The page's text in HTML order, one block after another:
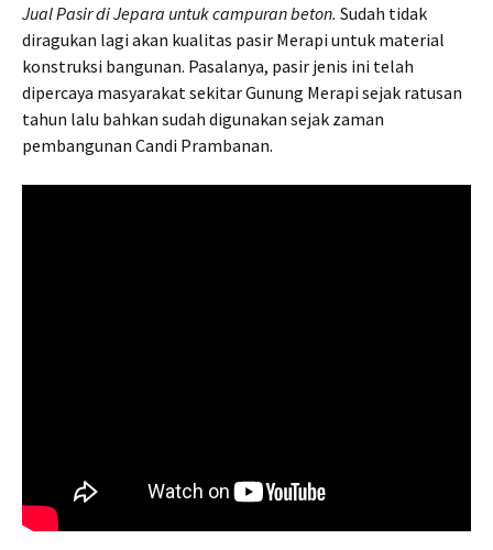
Jual Pasir di Jepara untuk campuran beton. Sudah tidak
diragukan lagi akan kualitas pasir Merapi untuk material
konstruksi bangunan. Pasalanya, pasir jenis ini telah
dipercaya masyarakat sekitar Gunung Merapi sejak ratusan
tahun lalu bahkan sudah digunakan sejak zaman
pembangunan Candi Prambanan.